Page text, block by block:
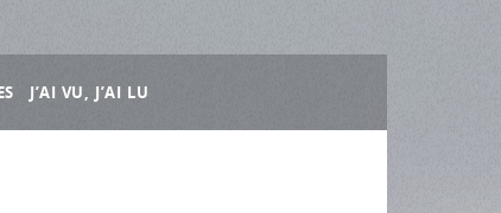
J’AI VU, J’AI LU